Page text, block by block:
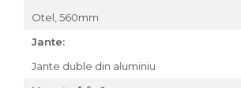
Otel, 560mm
Jante:
Jante duble din aluminiu